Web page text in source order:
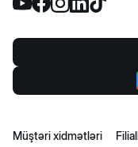
Müştəri xidmətləri